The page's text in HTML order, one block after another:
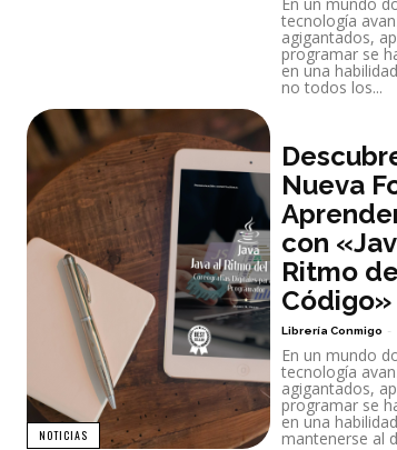
tecnología
agigantados,
programar se
en una
no todos los...
NOTICIAS
Nueva
con
Ritmo
Código»
Librería Conmigo -
En un mundo
tecnología
agigantados,
programar se
en una
mantenerse al